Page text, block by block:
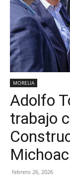
MORELIA
Adolfo
trabajo
febrero 26, 2026